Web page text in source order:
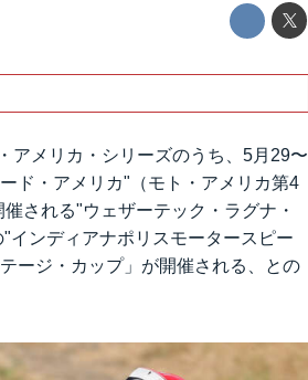
アメリカ・シリーズのうち、5月29〜
ド・アメリカ"（モト・アメリカ第4
される"ウェザーテック・ラグナ・
インディアナポリスモータースピー
ージ・カップ」が開催される、との